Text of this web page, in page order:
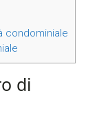
condominiale
di